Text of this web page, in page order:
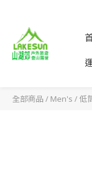
全部商品 / Men's /低